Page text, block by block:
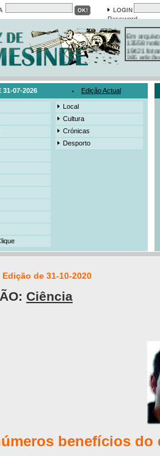
Password
Em arquivo
13558
19421
385
3206
525
31-07-2026 Edição Actual
Local
Cultura
Crónicas
Desporto
de 31-10-2020
Ciência
benefícios do